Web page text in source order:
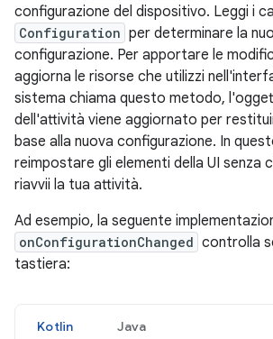
configurazione del dispositivo. Leggi i
Configuration per determinare la
configurazione. Per apportare le
aggiorna le risorse che utilizzi
sistema chiama questo metodo,
dell'attività viene aggiornato per
base alla nuova configurazione. In
reimpostare gli elementi della UI senza
riavvii la tua attività.
Ad esempio, la seguente
onConfigurationChanged controlla
tastiera:
Kotlin Java